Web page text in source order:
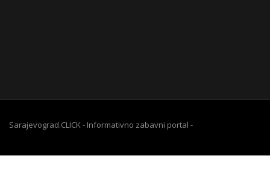
Sarajevograd.CLICK - Informativno zabavni portal -